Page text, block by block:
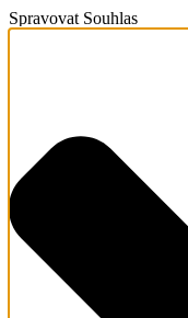
Spravovat Souhlas